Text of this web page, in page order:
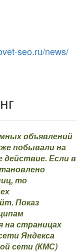
seo.ru/news/
объявлений
побывали на
действие. Если в
то
Показ
на страницах
Яндекса
сети (КМС)